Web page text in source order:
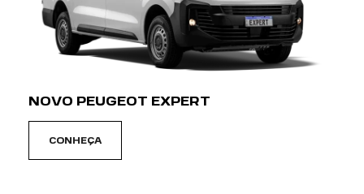
NOVO PEUGEOT EXPERT
CONHEÇA